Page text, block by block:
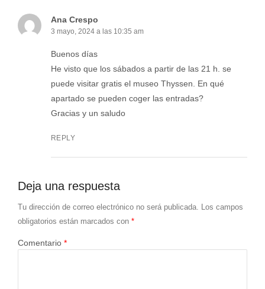
Ana Crespo
3 mayo, 2024 a las 10:35 am
Buenos días
He visto que los sábados a partir de las 21 h. se
puede visitar gratis el museo Thyssen. En qué
apartado se pueden coger las entradas?
Gracias y un saludo
REPLY
Deja una respuesta
Tu dirección de correo electrónico no será publicada. Los campos
obligatorios están marcados con *
Comentario *